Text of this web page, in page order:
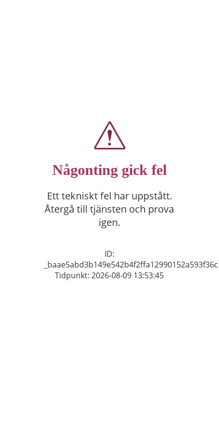
Någonting gick fel
Ett tekniskt fel har uppstått.
Återgå till tjänsten och prova
igen.
ID:
_baae5abd3b149e542b4f2ffa12990152a593f36c
Tidpunkt: 2026-08-09 13:53:45